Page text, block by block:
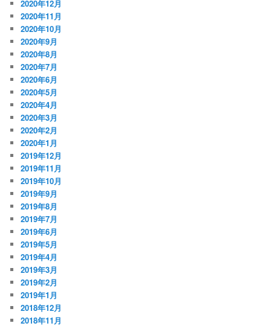
2020年12月
2020年11月
2020年10月
2020年9月
2020年8月
2020年7月
2020年6月
2020年5月
2020年4月
2020年3月
2020年2月
2020年1月
2019年12月
2019年11月
2019年10月
2019年9月
2019年8月
2019年7月
2019年6月
2019年5月
2019年4月
2019年3月
2019年2月
2019年1月
2018年12月
2018年11月